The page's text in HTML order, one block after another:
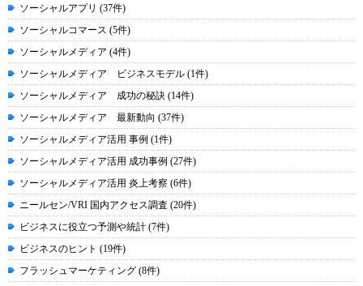
ソーシャルアプリ (37件)
ソーシャルコマース (5件)
ソーシャルメディア (4件)
ソーシャルメディア ビジネスモデル (1件)
ソーシャルメディア 成功の秘訣 (14件)
ソーシャルメディア 最新動向 (37件)
ソーシャルメディア活用 事例 (1件)
ソーシャルメディア活用 成功事例 (27件)
ソーシャルメディア活用 炎上考察 (6件)
ニールセン/VRI 国内アクセス調査 (20件)
ビジネスに役立つ予測や統計 (7件)
ビジネスのヒント (19件)
フラッシュマーケティング (8件)